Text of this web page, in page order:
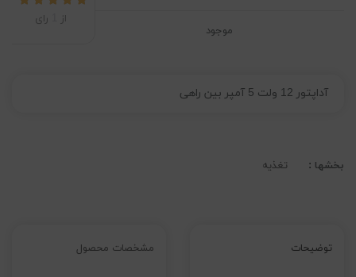
موجود
از رای
آداپتور 12 ولت 5 آمپر بین راهی
بخشها : تغذیه
توضیحات مشخصات محصول